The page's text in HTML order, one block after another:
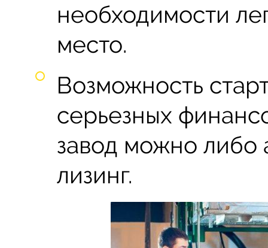
необходимости
место.
Возможность
серьезных
завод можно либо
лизинг.